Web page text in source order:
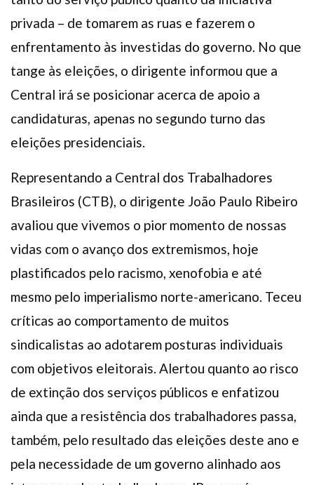
privada – de tomarem as ruas e fazerem o
enfrentamento às investidas do governo. No que
tange às eleições, o dirigente informou que a
Central irá se posicionar acerca de apoio a
candidaturas, apenas no segundo turno das
eleições presidenciais.
Representando a Central dos Trabalhadores
Brasileiros (CTB), o dirigente João Paulo Ribeiro
avaliou que vivemos o pior momento de nossas
vidas com o avanço dos extremismos, hoje
plastificados pelo racismo, xenofobia e até
mesmo pelo imperialismo norte-americano. Teceu
críticas ao comportamento de muitos
sindicalistas ao adotarem posturas individuais
com objetivos eleitorais. Alertou quanto ao risco
de extinção dos serviços públicos e enfatizou
ainda que a resistência dos trabalhadores passa,
também, pelo resultado das eleições deste ano e
pela necessidade de um governo alinhado aos